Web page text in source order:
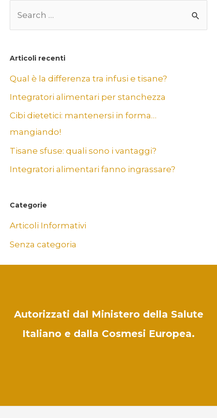
c
a
Articoli recenti
Qual è la differenza tra infusi e tisane?
Integratori alimentari per stanchezza
Cibi dietetici: mantenersi in forma…
mangiando!
Tisane sfuse: quali sono i vantaggi?
Integratori alimentari fanno ingrassare?
Categorie
Articoli Informativi
Senza categoria
Autorizzati dal Ministero della Salute
Italiano e dalla Cosmesi Europea.